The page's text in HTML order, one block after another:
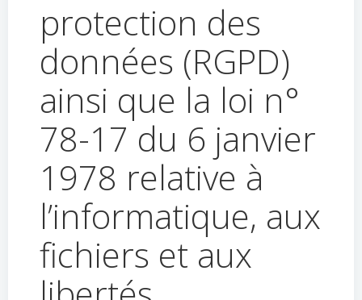
protection des
données (RGPD)
ainsi que la loi n°
78-17 du 6 janvier
1978 relative à
l’informatique, aux
fichiers et aux